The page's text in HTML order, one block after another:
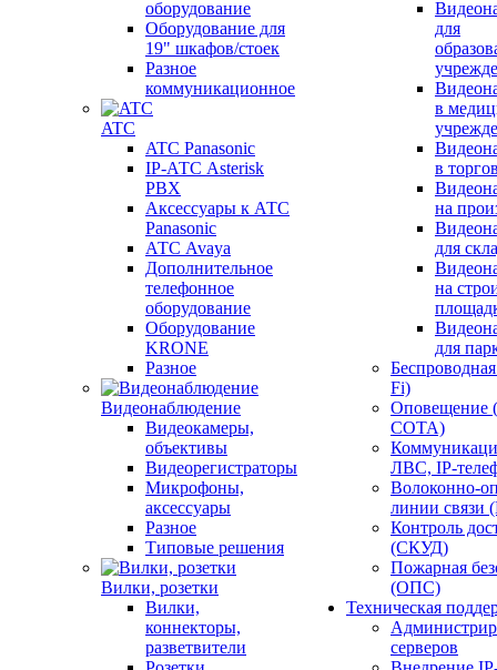
оборудование
Оборудование для
19" шкафов/стоек
Разное
коммуникационное
ATC
ATC Panasonic
IP-АТС Asterisk
PBX
Аксессуары к АТС
Panasonic
АТС Avaya
Дополнительное
телефонное
оборудование
Оборудование
KRONE
Разное
Видеонаблюдение
Видеокамеры,
объективы
Видеорегистраторы
Микрофоны,
аксессуары
Разное
Типовые решения
Вилки, розетки
Вилки,
коннекторы,
разветвители
для
в
в
на
для
на
для
Fi)
СОТА)
ЛВС, IP-
Волоконно-
линии
Контроль
(СКУД)
Пожарная
(ОПС)
Техническая
серверов